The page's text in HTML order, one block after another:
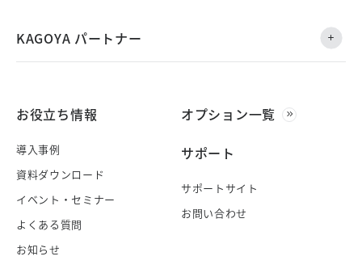
KAGOYA パートナー
お役立ち情報
導入事例
資料ダウンロード
イベント・セミナー
よくある質問
お知らせ
オプション一覧
サポート
サポートサイト
お問い合わせ